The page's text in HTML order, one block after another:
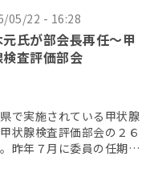
05/22 - 16:28
氏が部会長再任〜甲
検査評価部会
で実施されている甲状腺
状腺検査評価部会の２６
昨年７月に委員の任期を
となり、鈴木元保内 […]